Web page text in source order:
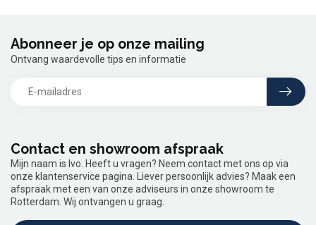
Contact en showroom afspraak
Mijn naam is Ivo. Heeft u vragen? Neem contact met ons op via
onze klantenservice pagina. Liever persoonlijk advies? Maak een
afspraak met een van onze adviseurs in onze showroom te
Rotterdam. Wij ontvangen u graag.
Abonneer je op onze mailing
Ontvang waardevolle tips en informatie